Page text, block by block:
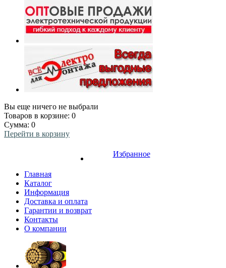
Вы еще ничего не выбрали
Товаров в корзине: 0
Сумма: 0
Перейти в корзину
Избранное
Главная
Каталог
Информация
Доставка и оплата
Гарантии и возврат
Контакты
О компании